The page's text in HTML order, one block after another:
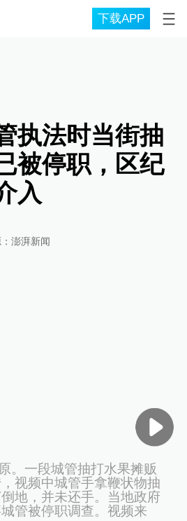
下载APP
执法时当街抽
被停职，区纪
入
澎湃新闻
。一段城管抽打水果摊贩
视频中城管手拿鞭状物抽
地，并未还手。当地政府
管被停职调查。视频来